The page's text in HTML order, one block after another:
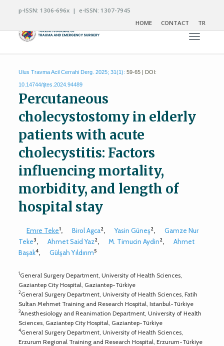
p-ISSN: 1306-696x | e-ISSN: 1307-7945
HOME
CONTACT TR
Toggle
Ulus Travma Acil Cerrahi Derg. 2025; 31(1): 59-65 | DOI:
10.14744/tjtes.2024.94489
Percutaneous
cholecystostomy in elderly
patients with acute
cholecystitis: Factors
influencing mortality,
morbidity, and length of
hospital stay
Emre Teke1, Birol Agca2, Yasin Güneş2,
Gamze Nur
Teke3, Ahmet Said Yaz2, M. Timucin Aydin2,
Ahmet
Başak4, Gülşah Yıldırım5
1General Surgery Department, University of Health Sciences,
Gaziantep City Hospital, Gaziantep-Türkiye
2General Surgery Department, University of Health Sciences, Fatih
Sultan Mehmet Training and Research Hospital, Istanbul-Türkiye
3Anesthesiology and Reanimation Department, University of Health
Sciences, Gaziantep City Hospital, Gaziantep-Türkiye
4General Surgery Department, University of Health Sciences,
Erzurum Regional Training and Research Hospital, Erzurum-Türkiye